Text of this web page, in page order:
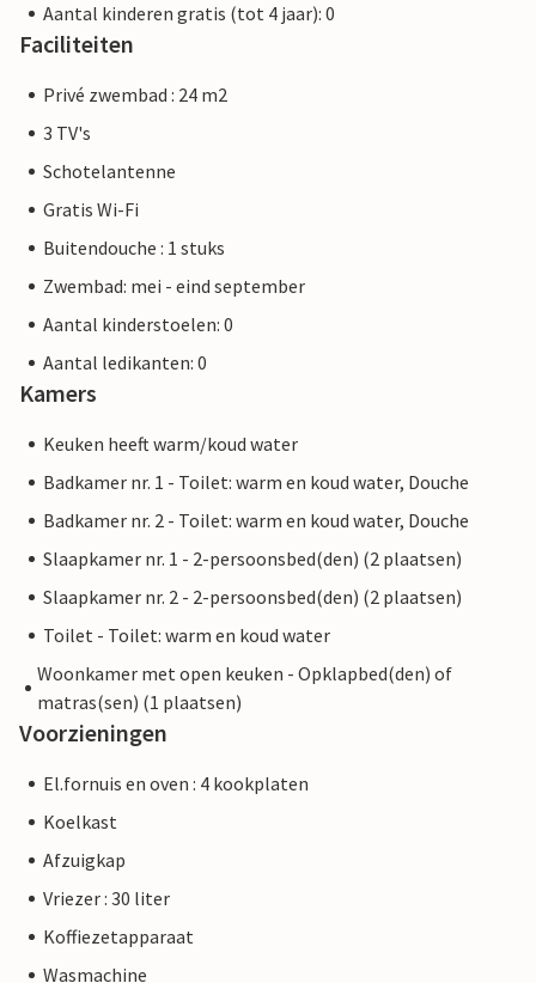
Aantal kinderen gratis (tot 4 jaar): 0
Faciliteiten
Privé zwembad : 24 m2
3 TV's
Schotelantenne
Gratis Wi-Fi
Buitendouche : 1 stuks
Zwembad: mei - eind september
Aantal kinderstoelen: 0
Aantal ledikanten: 0
Kamers
Keuken heeft warm/koud water
Badkamer nr. 1 - Toilet: warm en koud water, Douche
Badkamer nr. 2 - Toilet: warm en koud water, Douche
Slaapkamer nr. 1 - 2-persoonsbed(den) (2 plaatsen)
Slaapkamer nr. 2 - 2-persoonsbed(den) (2 plaatsen)
Toilet - Toilet: warm en koud water
Woonkamer met open keuken - Opklapbed(den) of
matras(sen) (1 plaatsen)
Voorzieningen
El.fornuis en oven : 4 kookplaten
Koelkast
Afzuigkap
Vriezer : 30 liter
Koffiezetapparaat
Wasmachine